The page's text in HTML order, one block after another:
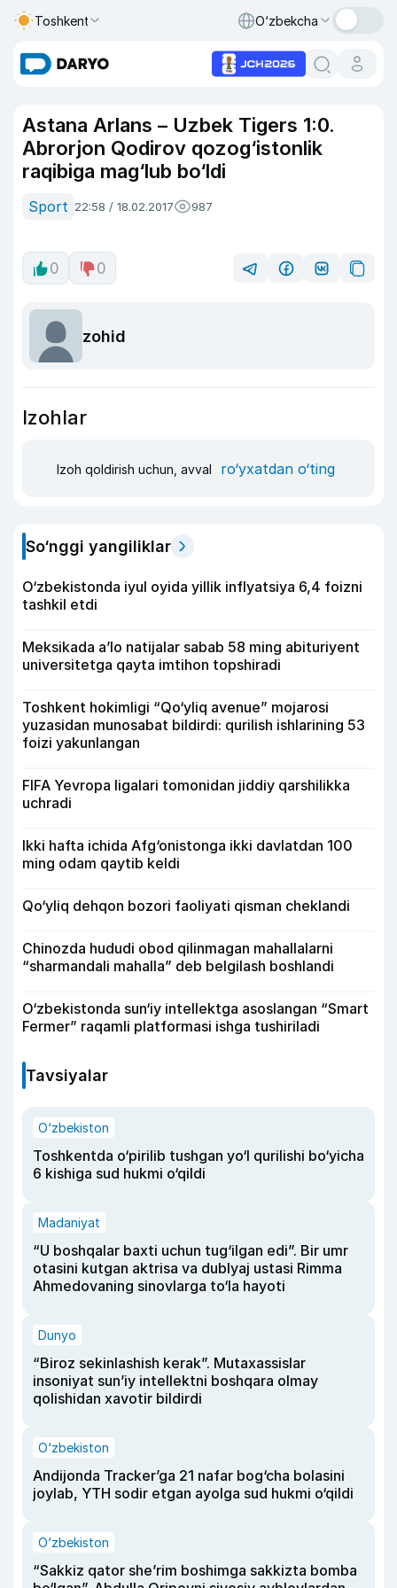
Toshkent O‘zbekcha
Astana Arlans – Uzbek Tigers 1:0.
Abrorjon Qodirov qozog‘istonlik
raqibiga mag‘lub bo‘ldi
Sport 22:58 / 18.02.2017 987
0 0
zohid
Izohlar
Izoh qoldirish uchun, avval ro‘yxatdan o‘ting
So‘nggi yangiliklar
O‘zbekistonda iyul oyida yillik inflyatsiya 6,4 foizni
tashkil etdi
Meksikada a’lo natijalar sabab 58 ming abituriyent
universitetga qayta imtihon topshiradi
Toshkent hokimligi “Qo‘yliq avenue” mojarosi
yuzasidan munosabat bildirdi: qurilish ishlarining 53
foizi yakunlangan
FIFA Yevropa ligalari tomonidan jiddiy qarshilikka
uchradi
Ikki hafta ichida Afg‘onistonga ikki davlatdan 100
ming odam qaytib keldi
Qo‘yliq dehqon bozori faoliyati qisman cheklandi
Chinozda hududi obod qilinmagan mahallalarni
“sharmandali mahalla” deb belgilash boshlandi
O‘zbekistonda sun‘iy intellektga asoslangan “Smart
Fermer” raqamli platformasi ishga tushiriladi
Tavsiyalar
O‘zbekiston
Toshkentda o‘pirilib tushgan yo‘l qurilishi bo‘yicha
6 kishiga sud hukmi o‘qildi
Madaniyat
“U boshqalar baxti uchun tug‘ilgan edi”. Bir umr
otasini kutgan aktrisa va dublyaj ustasi Rimma
Ahmedovaning sinovlarga to‘la hayoti
Dunyo
“Biroz sekinlashish kerak”. Mutaxassislar
insoniyat sun’iy intellektni boshqara olmay
qolishidan xavotir bildirdi
O‘zbekiston
Andijonda Tracker’ga 21 nafar bog‘cha bolasini
joylab, YTH sodir etgan ayolga sud hukmi o‘qildi
O‘zbekiston
“Sakkiz qator she’rim boshimga sakkizta bomba